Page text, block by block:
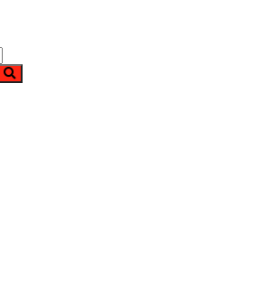
Ямало-Ненецкий автономный округ